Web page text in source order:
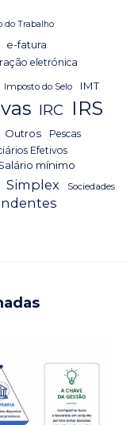
do Trabalho
e-fatura
eletrónica
Imposto do Selo IMT
IRC IRS
Outros Pescas
Efetivos
mínimo
Simplex
Sociedades